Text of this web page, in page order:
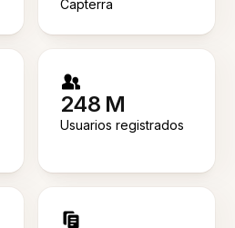
Capterra
248 M
Usuarios registrados